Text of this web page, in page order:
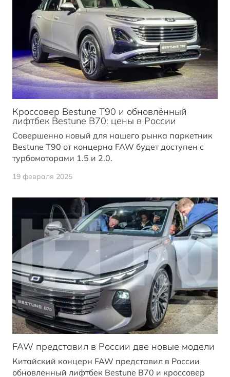
Кроссовер Bestune T90 и обновлённый
лифтбек Bestune B70: цены в России
Совершенно новый для нашего рынка паркетник
Bestune T90 от концерна FAW будет доступен с
турбомоторами 1.5 и 2.0.
19 февраля 2025
FAW представил в России две новые модели
Китайский концерн FAW представил в России
обновленный лифтбек Bestune B70 и кроссовер